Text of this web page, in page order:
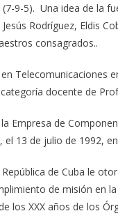
9-5). Una idea de la
Rodríguez, Eldis
consagrados..
Telecomunicaciones
docente de
Empresa de
13 de julio de 1992,
de Cuba le
de misión en
los XXX años de los